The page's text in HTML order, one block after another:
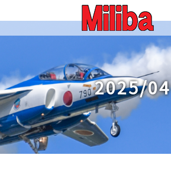
2025/04